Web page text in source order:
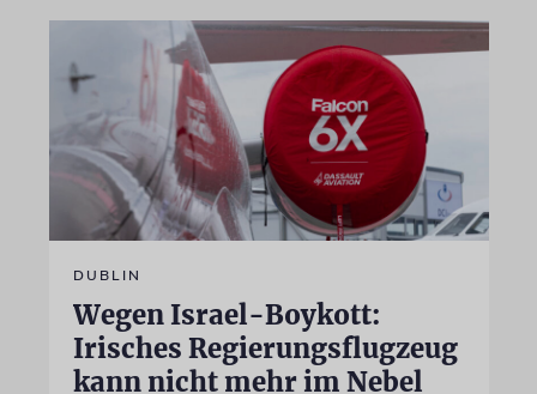
DUBLIN
Wegen Israel-Boykott:
Irisches Regierungsflugzeug
kann nicht mehr im Nebel